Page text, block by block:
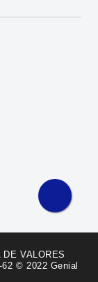
VALORES
© 2022 Genial